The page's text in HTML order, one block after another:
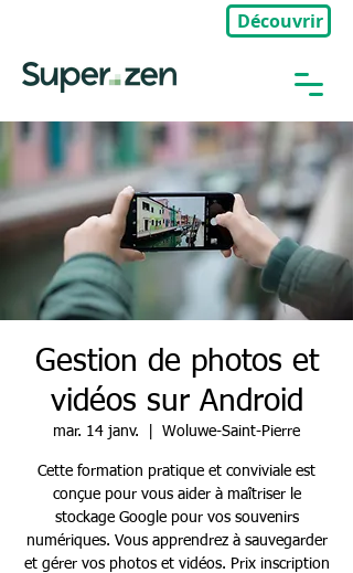
Découvrir
Gestion de photos et
vidéos sur Android
mar. 14 janv. Woluwe-Saint-Pierre
Cette formation pratique et conviviale est
conçue pour vous aider à maîtriser le
stockage Google pour vos souvenirs
numériques. Vous apprendrez à sauvegarder
et gérer vos photos et vidéos. Prix inscription